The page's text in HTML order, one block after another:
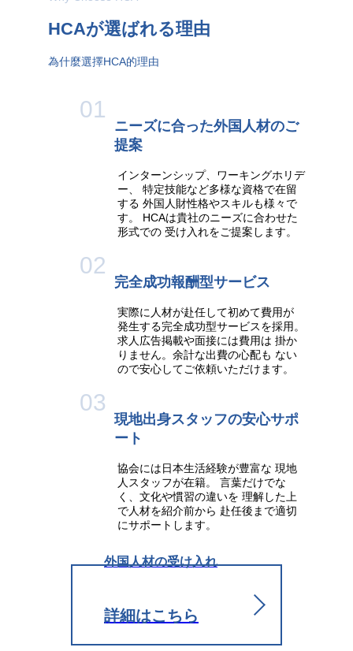
HCAが選ばれる理由
為什麼選擇HCA的理由
01
ニーズに合った外国人材のご
提案
インターンシップ、ワーキングホリデ
ー、 特定技能など多様な資格で在留
する 外国人財性格やスキルも様々で
す。 HCAは貴社のニーズに合わせた
形式での 受け入れをご提案します。
02
完全成功報酬型サービス
実際に人材が赴任して初めて費用が
発生する完全成功型サービスを採用。
求人広告掲載や面接には費用は 掛か
りません。余計な出費の心配も ない
ので安心してご依頼いただけます。
03
現地出身スタッフの安心サポ
ート
協会には日本生活経験が豊富な 現地
人スタッフが在籍。 言葉だけでな
く、文化や慣習の違いを 理解した上
で人材を紹介前から 赴任後まで適切
にサポートします。
外国人材の受け入れ
詳細はこちら